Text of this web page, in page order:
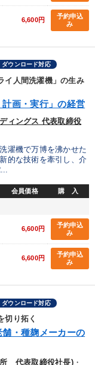
更新いただけます。
しいただけます
トレンド
ティング
6,600円
予約申込
み
ダウンロード対応
イ人間洗濯機」の生み
画・実行」の経営
ィングス 代表取締役
濯機で万博を沸かせた
的な技術を牽引し、介
会員価格 購 入
6,600円
予約申込
み
6,600円
予約申込
み
ダウンロード対応
切り拓く
舗・種麹メーカーの
所 代表取締役社長)・